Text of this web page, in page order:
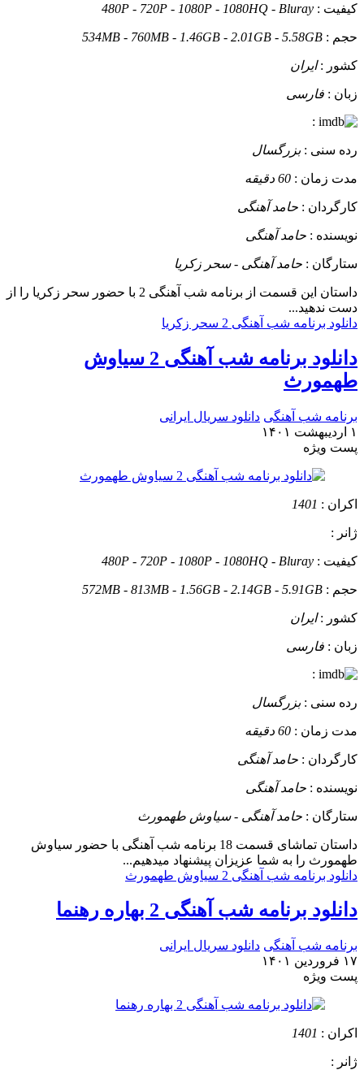
کیفیت : 480P - 720P - 1080P - 1080HQ - Bluray
حجم : 534MB - 760MB - 1.46GB - 2.01GB - 5.58GB
کشور :ایران
زبان : فارسی
:
رده سنی :بزرگسال
مدت زمان : 60 دقیقه
کارگردان : حامد آهنگی
نویسنده : حامد آهنگی
ستارگان : حامد آهنگی - سحر زکریا
داستان
این قسمت از برنامه شب آهنگی 2 با حضور سحر زکریا را از
دست ندهید...
دانلود برنامه شب آهنگی 2 سحر زکریا
دانلود برنامه شب آهنگی 2 سیاوش
طهمورث
برنامه شب آهنگی دانلود سریال ایرانی
۱ اردیبهشت ۱۴۰۱
پست ويژه
اکران : 1401
ژانر :
کیفیت : 480P - 720P - 1080P - 1080HQ - Bluray
حجم : 572MB - 813MB - 1.56GB - 2.14GB - 5.91GB
کشور :ایران
زبان : فارسی
:
رده سنی :بزرگسال
مدت زمان : 60 دقیقه
کارگردان : حامد آهنگی
نویسنده : حامد آهنگی
ستارگان : حامد آهنگی - سیاوش طهمورث
داستان
تماشای قسمت 18 برنامه شب آهنگی با حضور سیاوش
طهمورث را به شما عزیزان پیشنهاد میدهیم...
دانلود برنامه شب آهنگی 2 سیاوش طهمورث
دانلود برنامه شب آهنگی 2 بهاره رهنما
برنامه شب آهنگی دانلود سریال ایرانی
۱۷ فروردین ۱۴۰۱
پست ويژه
اکران : 1401
ژانر :